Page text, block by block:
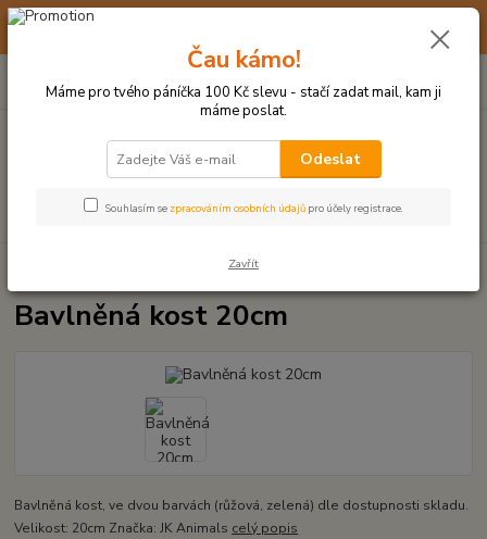
☀️ 10. - 14. SRPNA 2026 MÁME DOVOLENOU ☀️ OBJEDNÁVKY
Hledat
po–pá: 9–17 hod.
za0 Kč
UZLOVÉ HRAČKY A PŘETAHOVADLA
Bavlněná kost 20cm
Bavlněná kost, ve dvou barvách (růžová, zelená) dle dostupnosti skladu.
Velikost: 20cm Značka: JK Animals celý popis
Čau kámo!
Máme pro tvého páníčka 100 Kč slevu - stačí zadat mail, kam ji
máme poslat.
Odeslat
Souhlasím se zpracováním osobních údajů pro účely registrace.
Zavřít